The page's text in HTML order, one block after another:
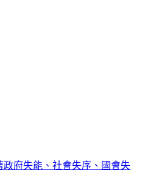
府失能、社會失序、國會失